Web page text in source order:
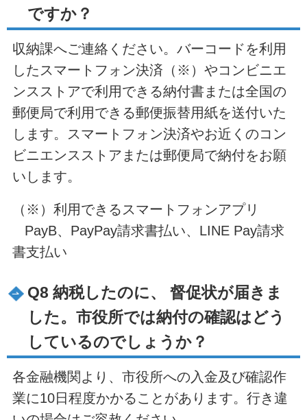
ですか？
収納課へご連絡ください。バーコードを利用
したスマートフォン決済（※）やコンビニエ
ンスストアで利用できる納付書または全国の
郵便局で利用できる郵便振替用紙を送付いた
します。スマートフォン決済やお近くのコン
ビニエンスストアまたは郵便局で納付をお願
いします。
（※）利用できるスマートフォンアプリ
PayB、PayPay請求書払い、LINE Pay請求
書支払い
Q8 納税したのに、 督促状が届きま
した。市役所では納付の確認はどう
しているのでしょうか？
各金融機関より、市役所への入金及び確認作
業に10日程度かかることがあります。行き違